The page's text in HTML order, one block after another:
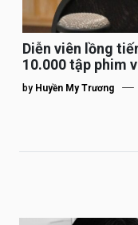
Diễn viên lồng
10.000 tập phim
nhất”
by Huyền My Trương